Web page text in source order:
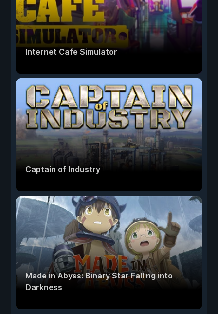
Internet Cafe Simulator
Captain of Industry
Made in Abyss: Binary Star Falling into
Darkness